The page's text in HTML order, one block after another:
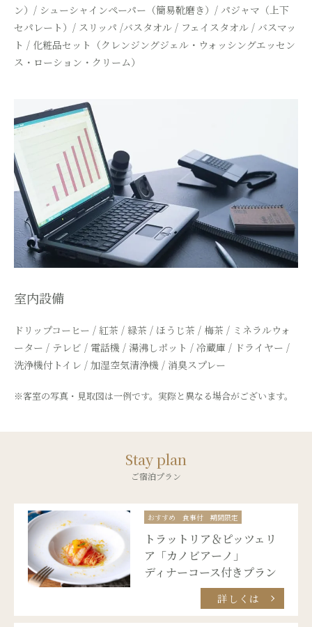
ン）/ シューシャインペーパー（簡易靴磨き）/ パジャマ（上下
セパレート）/ スリッパ /バスタオル / フェイスタオル / バスマッ
ト / 化粧品セット（クレンジングジェル・ウォッシングエッセン
ス・ローション・クリーム）
室内設備
ドリップコーヒー / 紅茶 / 緑茶 / ほうじ茶 / 梅茶 / ミネラルウォ
ーター / テレビ / 電話機 / 湯沸しポット / 冷蔵庫 / ドライヤー /
洗浄機付トイレ / 加湿空気清浄機 / 消臭スプレー
※客室の写真・見取図は一例です。実際と異なる場合がございます。
Stay plan
ご宿泊プラン
おすすめ 食事付 期間限定
トラットリア＆ピッツェリ
ア「カノビアーノ」
ディナーコース付きプラン
詳しくは